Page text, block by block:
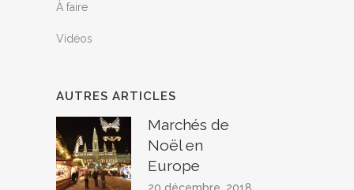
À faire
Vidéos
AUTRES ARTICLES
Marchés de
Noël en
Europe